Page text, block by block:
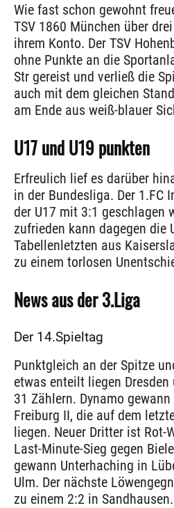
Wie fast schon gewohnt
TSV 1860 München über
ihrem Konto. Der TSV
ohne Punkte an die
Str gereist und verließ die
auch mit dem gleichen
am Ende aus weiß-blauer
U17 und U19 punkten
Erfreulich lief es darüber
in der Bundesliga. Der 1.FC
der U17 mit 3:1 geschlagen
zufrieden kann dagegen die
Tabellenletzten aus
zu einem torlosen
News aus der 3.Liga
Der 14.Spieltag
Punktgleich an der Spitze
etwas enteilt liegen
31 Zählern. Dynamo
Freiburg II, die auf dem
liegen. Neuer Dritter ist Rot-
Last-Minute-Sieg gegen
gewann Unterhaching in
Ulm. Der nächste
zu einem 2:2 in Sandhausen.